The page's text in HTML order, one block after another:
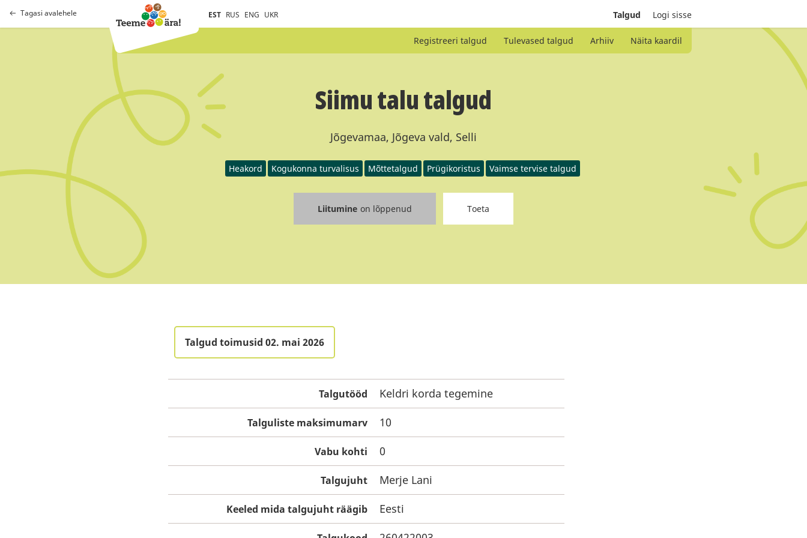
Tagasi avalehele EST RUS ENG UKR Talgud Logi sisse
Registreeri talgud Tulevased talgud Arhiiv Näita kaardil
Siimu talu talgud
Jõgevamaa, Jõgeva vald, Selli
Heakord Kogukonna turvalisus Mõttetalgud Prügikoristus Vaimse tervise talgud
Liitumine on lõppenud Toeta
Talgud toimusid 02. mai 2026
Talgutööd Keldri korda tegemine
Talguliste maksimumarv 10
Vabu kohti 0
Talgujuht Merje Lani
Keeled mida talgujuht räägib Eesti